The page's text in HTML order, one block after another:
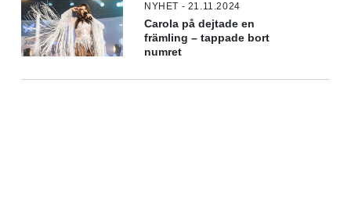
NYHET - 21.11.2024
Carola på dejtade en
främling – tappade bort
numret